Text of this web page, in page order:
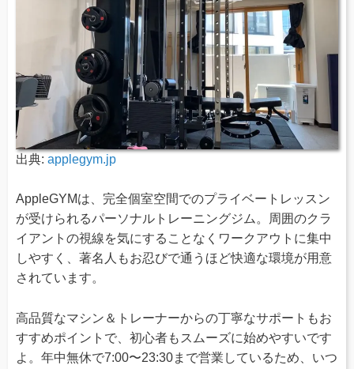
出典: applegym.jp
AppleGYMは、完全個室空間でのプライベートレッスン
が受けられるパーソナルトレーニングジム。周囲のクラ
イアントの視線を気にすることなくワークアウトに集中
しやすく、著名人もお忍びで通うほど快適な環境が用意
されています。
高品質なマシン＆トレーナーからの丁寧なサポートもお
すすめポイントで、初心者もスムーズに始めやすいです
よ。年中無休で7:00〜23:30まで営業しているため、いつ